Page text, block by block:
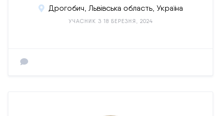
Дрогобич, Львівська область, Україна
УЧАСНИК З 18 БЕРЕЗНЯ, 2024